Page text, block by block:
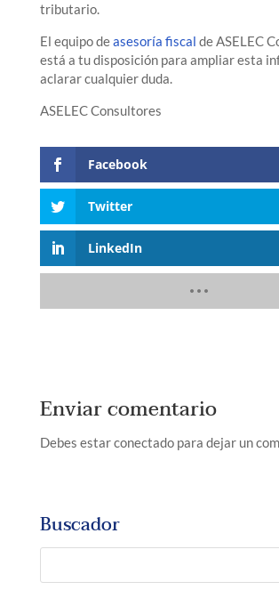
tributario.
El equipo deasesoría fiscal de ASELEC
está a tu disposición para ampliar esta
aclarar cualquier duda.
ASELEC Consultores
Facebook
Twitter
LinkedIn
Enviar comentario
Debes estar conectado para dejar un
Buscador